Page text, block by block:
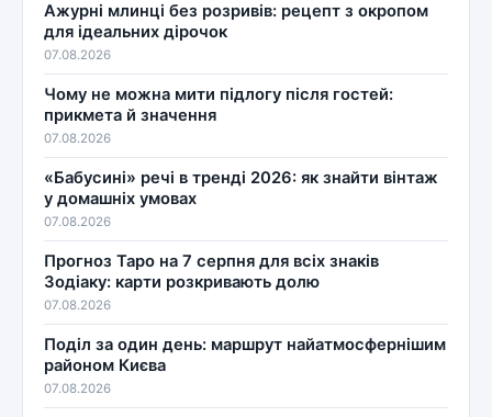
Ажурні млинці без розривів: рецепт з окропом
для ідеальних дірочок
07.08.2026
Чому не можна мити підлогу після гостей:
прикмета й значення
07.08.2026
«Бабусині» речі в тренді 2026: як знайти вінтаж
у домашніх умовах
07.08.2026
Прогноз Таро на 7 серпня для всіх знаків
Зодіаку: карти розкривають долю
07.08.2026
Поділ за один день: маршрут найатмосфернішим
районом Києва
07.08.2026